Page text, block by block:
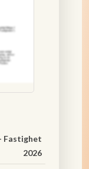
Fastighet
2026